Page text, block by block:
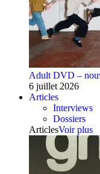
Adult DVD –
6 juillet 2026
Articles
Interviews
Dossiers
ArticlesVoir plus